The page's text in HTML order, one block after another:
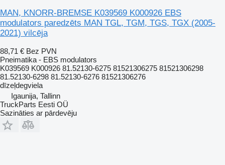
MAN, KNORR-BREMSE K039569 K000926 EBS
modulators paredzēts MAN TGL, TGM, TGS, TGX (2005-
2021) vilcēja
88,71 € Bez PVN
Pneimatika - EBS modulators
K039569 K000926 81.52130-6275 81521306275 81521306298
81.52130-6298 81.52130-6276 81521306276
dīzeļdegviela
Igaunija, Tallinn
TruckParts Eesti OÜ
Sazināties ar pārdevēju